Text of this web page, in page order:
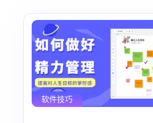
软件技巧